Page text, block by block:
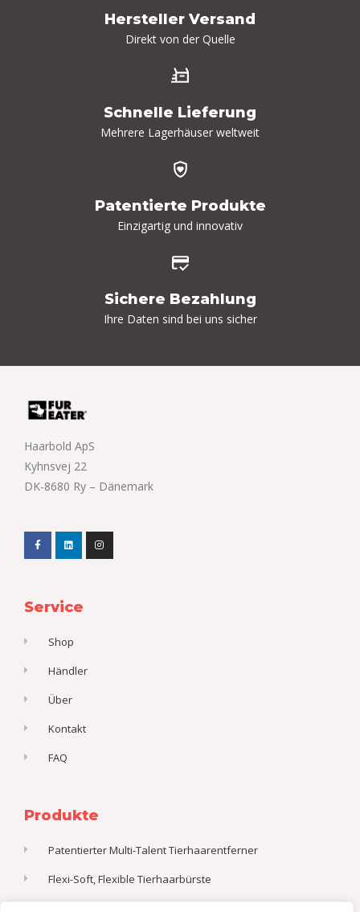
Hersteller Versand
Direkt von der Quelle
Schnelle Lieferung
Mehrere Lagerhäuser weltweit
Patentierte Produkte
Einzigartig und innovativ
Sichere Bezahlung
Ihre Daten sind bei uns sicher
Haarbold ApS
Kyhnsvej 22
DK-8680 Ry – Dänemark
F
a
k
-
L
i
n
I
n
Service
Shop
Händler
Über
Kontakt
FAQ
Produkte
Patentierter Multi-Talent Tierhaarentferner
Flexi-Soft, Flexible Tierhaarbürste